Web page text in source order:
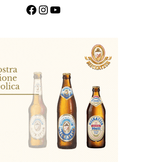
Facebook InstagramYouTube